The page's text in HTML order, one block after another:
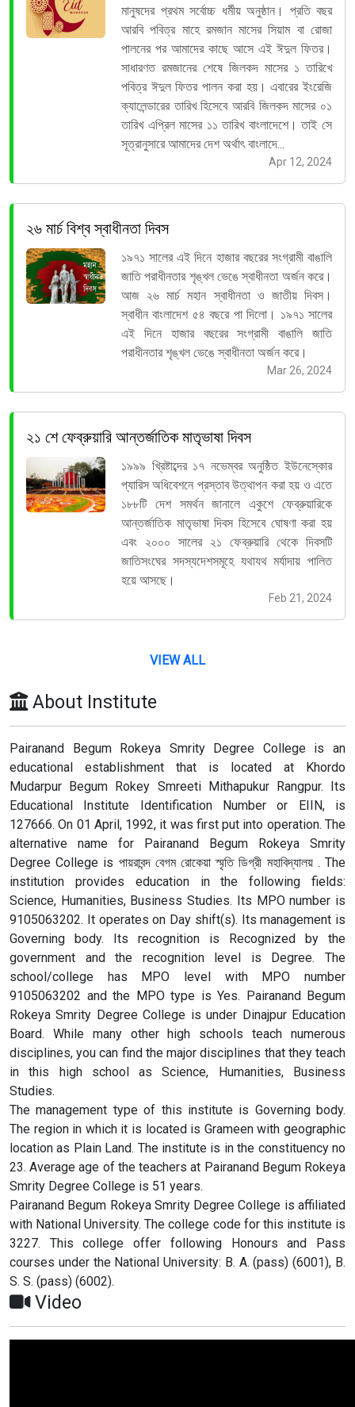
মানুষদের প্রথম সর্বোচ্চ ধর্মীয় অনুষ্ঠান। প্রতি বছর
আরবি পবিত্র মাহে রমজান মাসের সিয়াম বা রোজা
পালনের পর আমাদের কাছে আসে এই ঈদুল ফিতর।
সাধারণত রমজানের শেষে জিলকদ মাসের ১ তারিখে
পবিত্র ঈদুল ফিতর পালন করা হয়। এবারের ইংরেজি
ক্যালেন্ডারের তারিখ হিসেবে আরবি জিলকদ মাসের ০১
তারিখ এপ্রিল মাসের ১১ তারিখ বাংলাদেশে। তাই সে
সূত্রানুসারে আমাদের দেশ অর্থাৎ বাংলাদে...
Apr 12, 2024
২৬ মার্চ বিশ্ব স্বাধীনতা দিবস
১৯৭১ সালের এই দিনে হাজার বছরের সংগ্রামী বাঙালি
জাতি পরাধীনতার শৃঙ্খল ভেঙে স্বাধীনতা অর্জন করে।
আজ ২৬ মার্চ মহান স্বাধীনতা ও জাতীয় দিবস।
স্বাধীন বাংলাদেশ ৫৪ বছরে পা দিলো। ১৯৭১ সালের
এই দিনে হাজার বছরের সংগ্রামী বাঙালি জাতি
পরাধীনতার শৃঙ্খল ভেঙে স্বাধীনতা অর্জন করে।
Mar 26, 2024
২১ শে ফেব্রুয়ারি আন্তর্জাতিক মাতৃভাষা দিবস
১৯৯৯ খ্রিষ্টাব্দের ১৭ নভেম্বর অনুষ্ঠিত ইউনেস্কোর
প্যারিস অধিবেশনে প্রস্তাব উত্থাপন করা হয় ও এতে
১৮৮টি দেশ সমর্থন জানালে একুশে ফেব্রুয়ারিকে
আন্তর্জাতিক মাতৃভাষা দিবস হিসেবে ঘোষণা করা হয়
এবং ২০০০ সালের ২১ ফেব্রুয়ারি থেকে দিবসটি
জাতিসংঘের সদস্যদেশসমূহে যথাযথ মর্যাদায় পালিত
হয়ে আসছে।
Feb 21, 2024
VIEW ALL
About Institute
Pairanand Begum Rokeya Smrity Degree College is an
educational establishment that is located at Khordo
Mudarpur Begum Rokey Smreeti Mithapukur Rangpur. Its
Educational Institute Identification Number or EIIN, is
127666. On 01 April, 1992, it was first put into operation. The
alternative name for Pairanand Begum Rokeya Smrity
Degree College is পায়রাবন্দ বেগম রোকেয়া স্মৃতি ডিগ্রী মহাবিদ্যালয় . The
institution provides education in the following fields:
Science, Humanities, Business Studies. Its MPO number is
9105063202. It operates on Day shift(s). Its management is
Governing body. Its recognition is Recognized by the
government and the recognition level is Degree. The
school/college has MPO level with MPO number
9105063202 and the MPO type is Yes. Pairanand Begum
Rokeya Smrity Degree College is under Dinajpur Education
Board. While many other high schools teach numerous
disciplines, you can find the major disciplines that they teach
in this high school as Science, Humanities, Business
Studies.
The management type of this institute is Governing body.
The region in which it is located is Grameen with geographic
location as Plain Land. The institute is in the constituency no
23. Average age of the teachers at Pairanand Begum Rokeya
Smrity Degree College is 51 years.
Pairanand Begum Rokeya Smrity Degree College is affiliated
with National University. The college code for this institute is
3227. This college offer following Honours and Pass
courses under the National University: B. A. (pass) (6001), B.
S. S. (pass) (6002).
Video